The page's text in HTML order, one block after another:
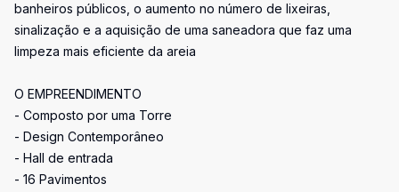
banheiros públicos, o aumento no número de lixeiras,
sinalização e a aquisição de uma saneadora que faz uma
limpeza mais eficiente da areia
O EMPREENDIMENTO
- Composto por uma Torre
- Design Contemporâneo
- Hall de entrada
- 16 Pavimentos